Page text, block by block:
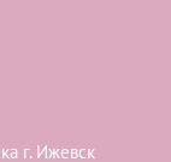
г. Ижевск